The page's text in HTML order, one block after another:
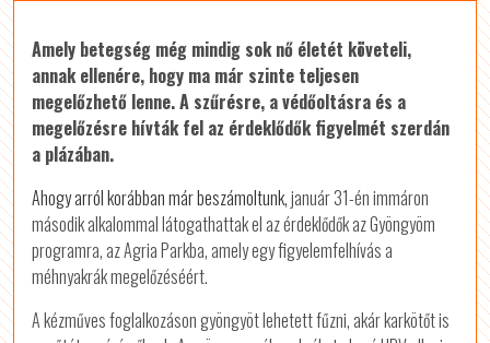
Amely betegség még mindig sok nő életét követeli,
annak ellenére, hogy ma már szinte teljesen
megelőzhető lenne. A szűrésre, a védőoltásra és a
megelőzésre hívták fel az érdeklődők figyelmét szerdán
a plázában.
Ahogy arról korábban már beszámoltunk,január 31-én immáron
második alkalommal látogathattak el az érdeklődők az Gyöngyöm
programra, az Agria Parkba, amely egy figyelemfelhívás a
méhnyakrák megelőzéséért.
A kézműves foglalkozáson gyöngyöt lehetett fűzni, akár karkötőt is